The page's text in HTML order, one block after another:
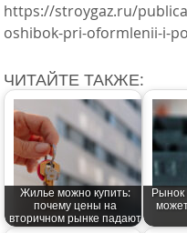
https://stroygaz.ru/
oshibok-pri-oformlenii-i-
ЧИТАЙТЕ ТАКЖЕ:
Жилье можно купить:
почему цены на
вторичном рынке падают
Рынок